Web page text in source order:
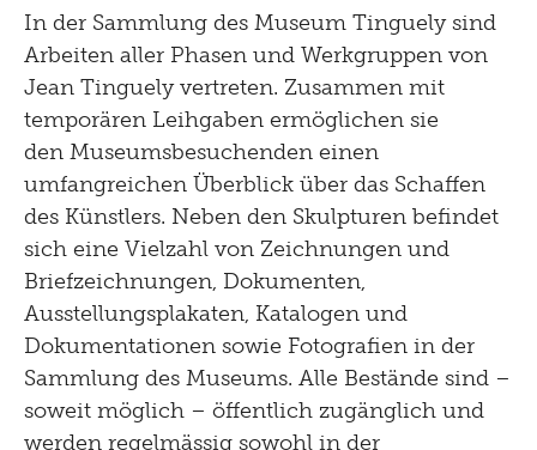
In der Sammlung des Museum Tinguely sind
Arbeiten aller Phasen und Werkgruppen von
Jean Tinguely vertreten. Zusammen mit
temporären Leihgaben ermöglichen sie
den Museumsbesuchenden einen
umfangreichen Überblick über das Schaffen
des Künstlers. Neben den Skulpturen befindet
sich eine Vielzahl von Zeichnungen und
Briefzeichnungen, Dokumenten,
Ausstellungsplakaten, Katalogen und
Dokumentationen sowie Fotografien in der
Sammlung des Museums. Alle Bestände sind –
soweit möglich – öffentlich zugänglich und
werden regelmässig sowohl in der